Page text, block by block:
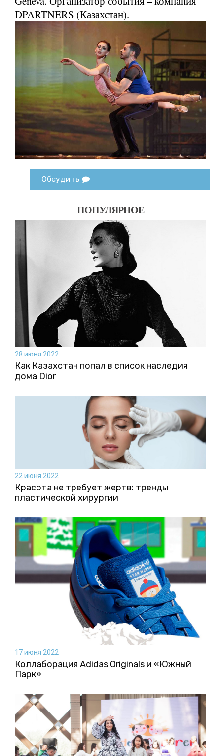
DPARTNERS (Казахстан).
Обсудить
ПОПУЛЯРНОЕ
28 июня 2022
Как Казахстан попал в список наследия
дома Dior
22 июня 2022
Красота не требует жертв: тренды
пластической хирургии
17 июня 2022
Коллаборация Аdidas Originals и «Южный
Парк»